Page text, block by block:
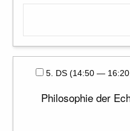
5. DS (14:50 —
Philosophie der